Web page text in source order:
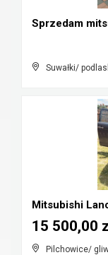
Sprzedam
Suwałki/
Mitsubishi
Pilchowice/
15 500,00